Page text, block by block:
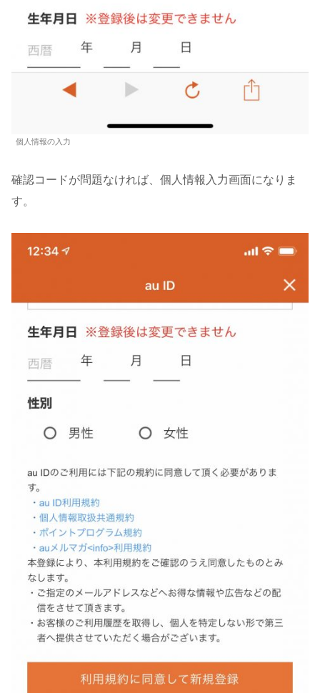
個人情報の入力
確認コードが問題なければ、個人情報入力画面になりま
す。